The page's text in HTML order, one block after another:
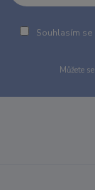
Souhlasím se
Můžete